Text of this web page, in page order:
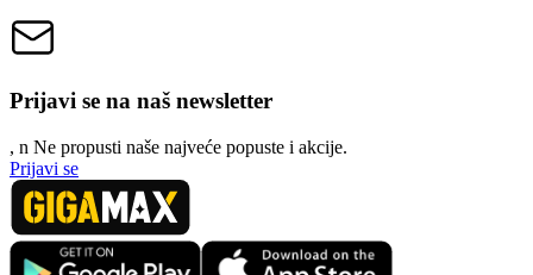
Prijavi se na naš newsletter
, n Ne propusti naše najveće popuste i akcije.
Prijavi se